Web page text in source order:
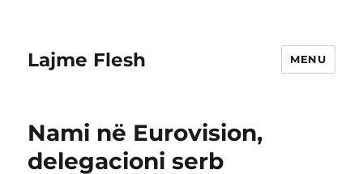
Lajme Flesh MENU
Nami në Eurovision,
delegacioni serb